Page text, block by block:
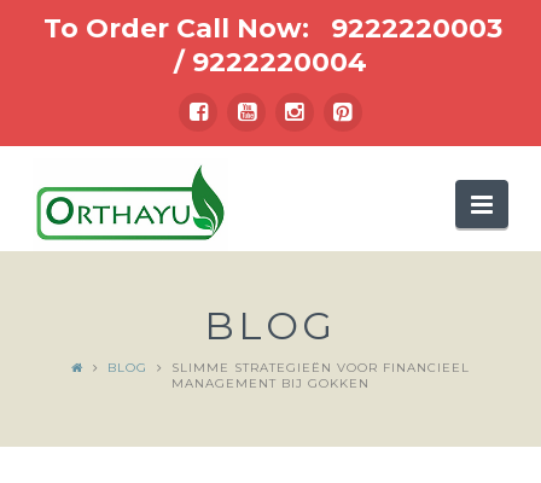
To Order Call Now: 9222220003
/ 9222220004
BLOG
BLOG
SLIMME STRATEGIEËN VOOR FINANCIEEL
MANAGEMENT BIJ GOKKEN